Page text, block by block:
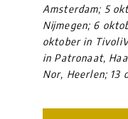
Amsterdam; 5
Nijmegen; 6
oktober in
in Patronaat,
Nor, Heerlen; 13